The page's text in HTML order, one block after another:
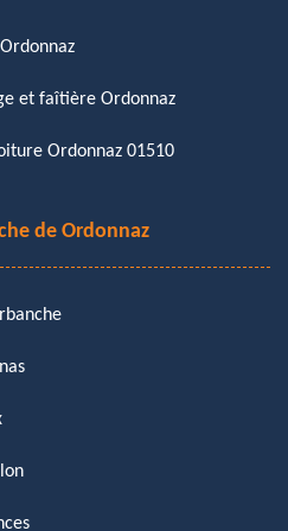
et faîtière Ordonnaz
Ordonnaz 01510
de Ordonnaz